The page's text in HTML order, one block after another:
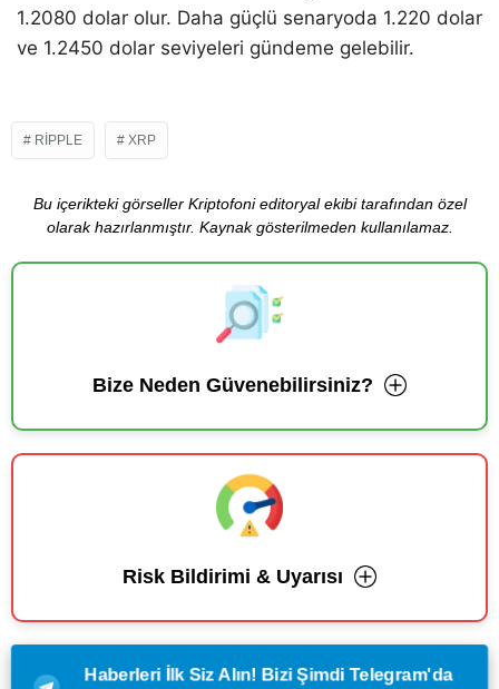
1.2080 dolar olur. Daha güçlü senaryoda 1.220 dolar
ve 1.2450 dolar seviyeleri gündeme gelebilir.
RIPPLE XRP
Bu içerikteki görseller Kriptofoni editoryal ekibi tarafından özel
olarak hazırlanmıştır. Kaynak gösterilmeden kullanılamaz.
Bize Neden Güvenebilirsiniz?
Risk Bildirimi & Uyarısı
Haberleri İlk Siz Alın! Bizi Şimdi Telegram'da